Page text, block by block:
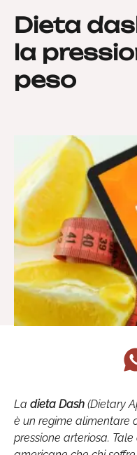
Dieta
la
peso
La dieta Dash (Dietary
è un regime alimentare
pressione arteriosa.